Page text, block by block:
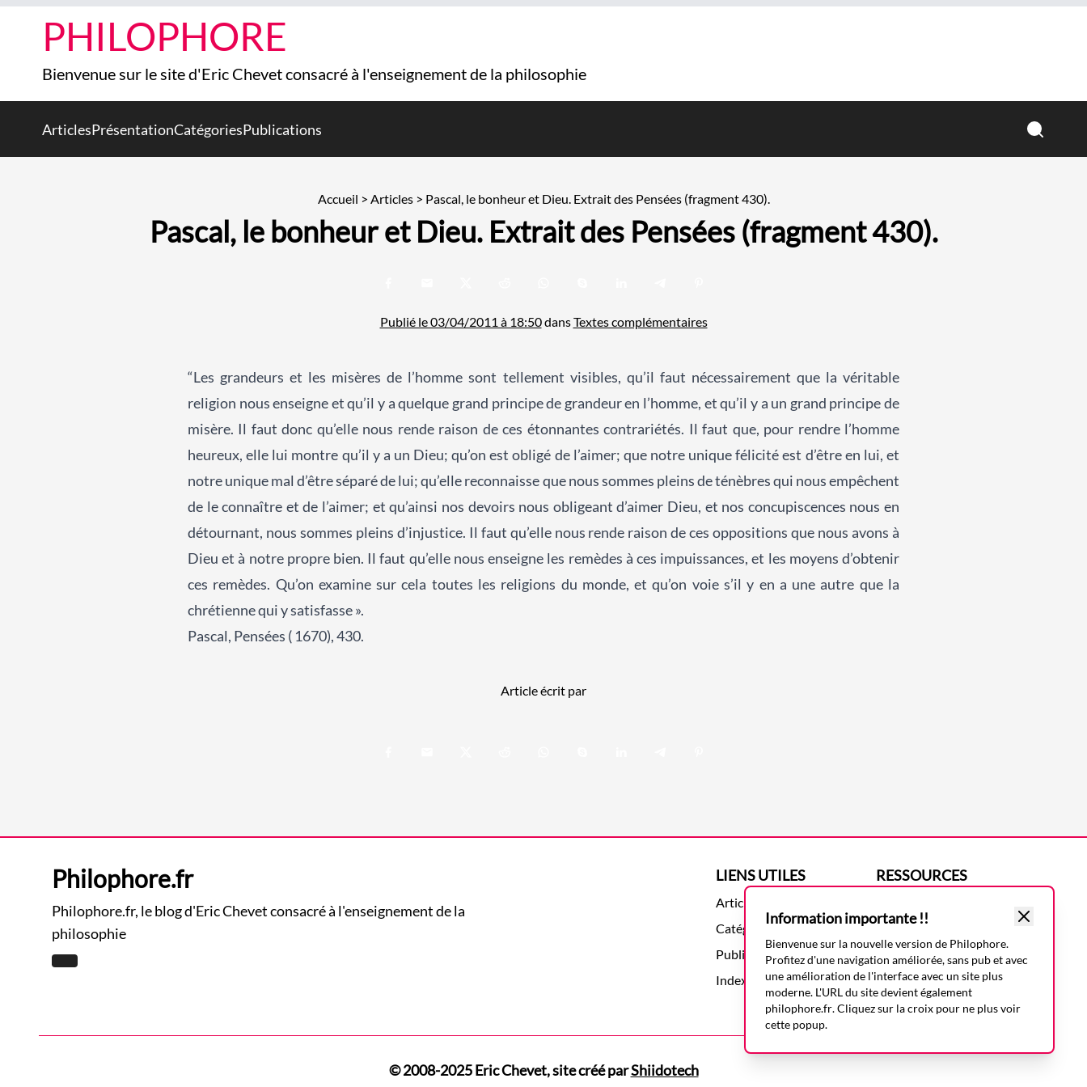
PHILOPHORE
Bienvenue sur le site d'Eric Chevet consacré à l'enseignement de la philosophie
ArticlesPrésentationCatégoriesPublications
Accueil > Articles > Pascal, le bonheur et Dieu. Extrait des Pensées (fragment 430).
Pascal, le bonheur et Dieu. Extrait des Pensées (fragment 430).
Publié le 03/04/2011 à 18:50dansTextes complémentaires
“Les grandeurs et les misères de l’homme sont tellement visibles, qu’il faut nécessairement que la véritable
religion nous enseigne et qu’il y a quelque grand principe de grandeur en l’homme, et qu’il y a un grand principe de
misère. Il faut donc qu’elle nous rende raison de ces étonnantes contrariétés. Il faut que, pour rendre l’homme
heureux, elle lui montre qu’il y a un Dieu; qu’on est obligé de l’aimer; que notre unique félicité est d’être en lui, et
notre unique mal d’être séparé de lui; qu’elle reconnaisse que nous sommes pleins de ténèbres qui nous empêchent
de le connaître et de l’aimer; et qu’ainsi nos devoirs nous obligeant d’aimer Dieu, et nos concupiscences nous en
détournant, nous sommes pleins d’injustice. Il faut qu’elle nous rende raison de ces oppositions que nous avons à
Dieu et à notre propre bien. Il faut qu’elle nous enseigne les remèdes à ces impuissances, et les moyens d’obtenir
ces remèdes. Qu’on examine sur cela toutes les religions du monde, et qu’on voie s’il y en a une autre que la
chrétienne qui y satisfasse ».
Pascal, Pensées ( 1670), 430.
Article écrit par
Information importante !!
Bienvenue sur la nouvelle version de Philophore.
Profitez d'une navigation améliorée, sans pub et avec
une amélioration de l'interface avec un site plus
moderne. L'URL du site devient également
philophore.fr. Cliquez sur la croix pour ne plus voir
cette popup.
Philophore.fr
Philophore.fr, le blog d'Eric Chevet consacré à l'enseignement de la
philosophie
LIENS UTILES
Articles
Catégories
Publications
Index des articles
RESSOURCES
Mentions légales
Politique de confidentialité
© 2008-2025 Eric Chevet, site créé parShiidotech